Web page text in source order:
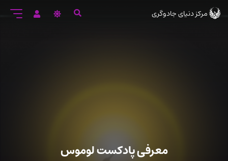
ورود
مرکز دنیای جادوگری
معرفی پادکست لوموس